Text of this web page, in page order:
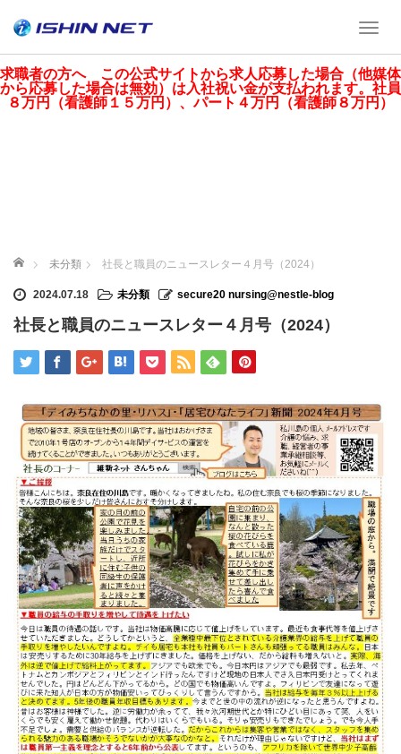
求職者の方へ この公式サイトから求人応募した場合（他媒体
から応募した場合は無効）は入社祝い金が支払われます。社員
８万円（看護師１５万円）、パート４万円（看護師８万円）
T
g
g
l
ホーム 未分類 社長と職員のニュースレター４月号（2024）
2024.07.18 未分類 secure20 nursing@nestle-blog
社長と職員のニュースレター４月号（2024）